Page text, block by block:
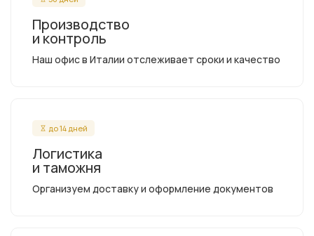
Производство
и контроль
Наш офис в Италии отслеживает сроки и качество
до 14 дней
Логистика
и таможня
Организуем доставку и оформление документов